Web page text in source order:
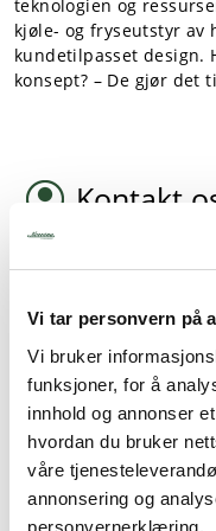
Vi tar personvern på
Vi bruker
funksjoner, for å
innhold og annonser
hvordan du bruker
våre
annonsering og
personvernerklæring.
teknologien og
kjøle- og fryseutstyr av
kundetilpasset design.
konsept? – De gjør det
Kontakt
Norrøna Storkjøkken
passer best til akkurat
Finn din nærmeste
Haglund Industrier